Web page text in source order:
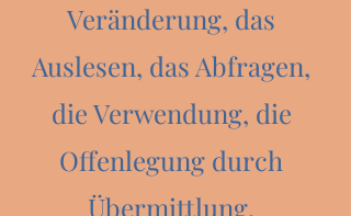
Veränderung, das
Auslesen, das Abfragen,
die Verwendung, die
Offenlegung durch
Übermittlung,